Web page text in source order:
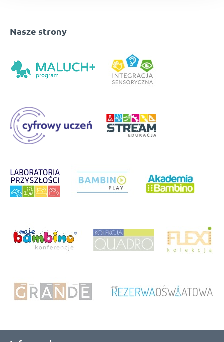
Nasze strony